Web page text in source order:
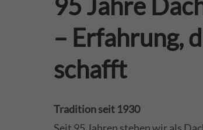
95 Jahre
– Erfahrung,
schafft
Tradition seit 1930